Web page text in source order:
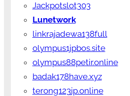
Jackpotslot303
Lunetwork
linkrajadewa138full
olympus1jpbos.site
olympus88petir.online
badak178have.xyz
terong123jp.online